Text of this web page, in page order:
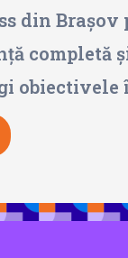
din Brașov
completă